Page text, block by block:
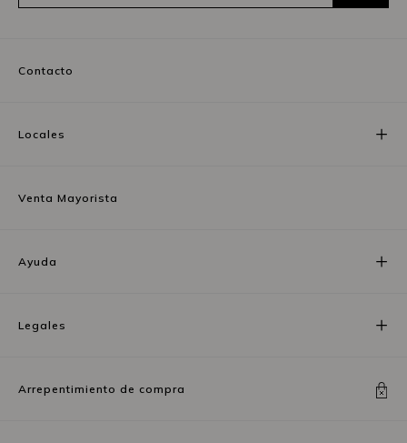
Contacto
Locales
Venta Mayorista
Ayuda
Legales
Arrepentimiento de compra